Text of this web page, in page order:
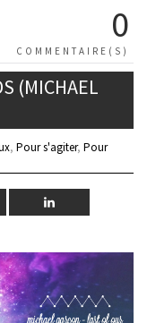
0
COMMENTAIRE(S)
(MICHAEL
, Pour s'agiter, Pour